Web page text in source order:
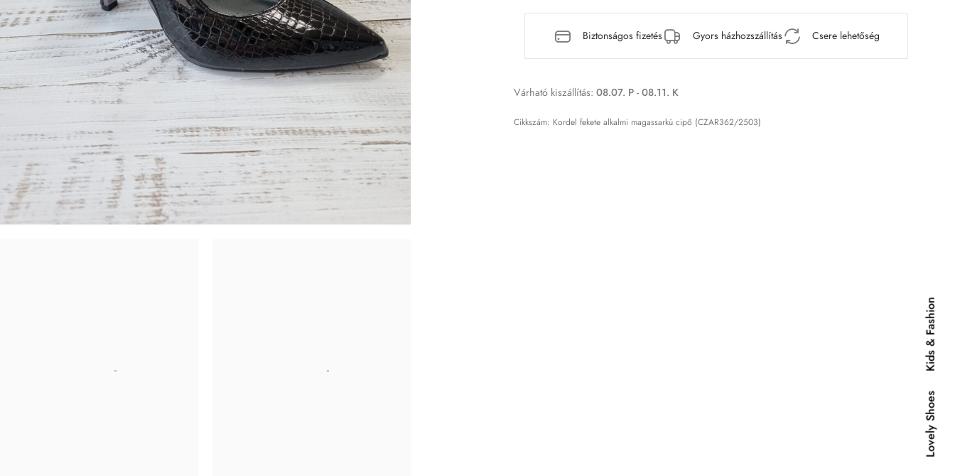
Biztonságos fizetés Gyors házhozszállítás Csere lehetőség
Várható kiszállítás: 08.07. P - 08.11. K
Kordel fekete alkalmi magassarkú cipő (CZAR362/2503)
Lovely Shoes
Kids & Fashion